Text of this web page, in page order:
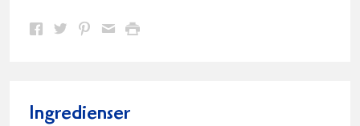
Dela Dela Dela DelaSkriv
Ingredienser